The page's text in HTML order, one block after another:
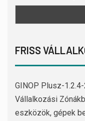
FRISS
GINOP Plusz-
Vállalkozási
eszközök, gépek